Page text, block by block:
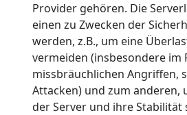
Provider gehören. Die
einen zu Zwecken der
werden, z.B., um eine
vermeiden (insbesondere im
missbräuchlichen Angriffen,
Attacken) und zum anderen,
der Server und ihre Stabilität